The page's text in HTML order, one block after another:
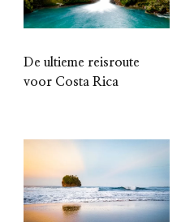
De ultieme reisroute
voor Costa Rica